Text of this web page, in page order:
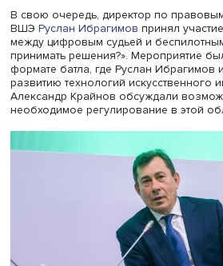
«Таким образом, если мы в
продуктов Microsoft, мы не
студентов. То есть при выходе
профнепригодными», —
В течение года университет
пришел к следующим
APM более 3 тысяч на данный
Удалось импортозаместить 4,3
только 40%.
Отвечая на вопрос модератора,
с IT-компаниями, он обратил
только университетов. Это
разработчиков и государства,
системная работа.